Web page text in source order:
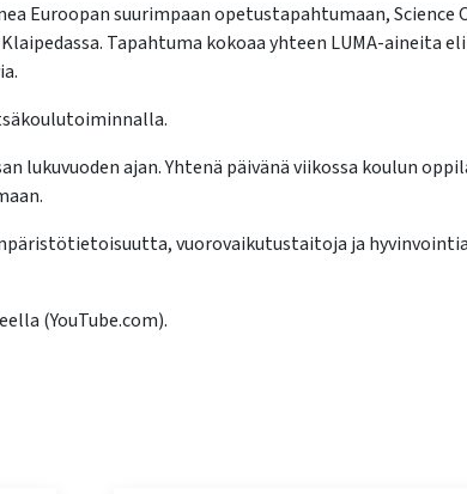
Euroopan suurimpaan opetustapahtumaan, Science
Tapahtuma kokoaa yhteen LUMA-aineita
lukuvuoden ajan. Yhtenä päivänä viikossa koulun
vuorovaikutustaitoja ja
(YouTube.com).